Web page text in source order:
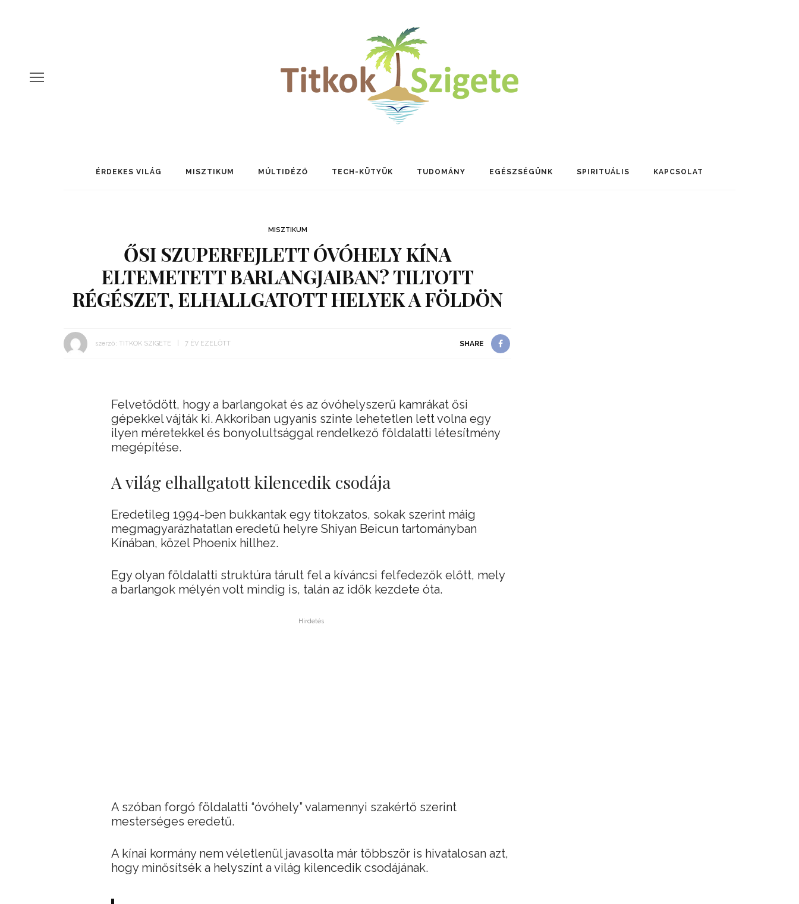
ÉRDEKES VILÁG MISZTIKUM MÚLTIDÉZŐ TECH-KÜTYÜK TUDOMÁNY EGÉSZSÉGÜNK SPIRITUÁLIS KAPCSOLAT
MISZTIKUM
ŐSI SZUPERFEJLETT ÓVÓHELY KÍNA
ELTEMETETT BARLANGJAIBAN? TILTOTT
RÉGÉSZET, ELHALLGATOTT HELYEK A FÖLDÖN
szerző: TITKOK SZIGETE 7 ÉV EZELŐTT SHARE
Felvetődött, hogy a barlangokat és az óvóhelyszerű kamrákat ősi
gépekkel vájták ki. Akkoriban ugyanis szinte lehetetlen lett volna egy
ilyen méretekkel és bonyolultsággal rendelkező földalatti létesítmény
megépítése.
A világ elhallgatott kilencedik csodája
Eredetileg 1994-ben bukkantak egy titokzatos, sokak szerint máig
megmagyarázhatatlan eredetű helyre Shiyan Beicun tartományban
Kínában, közel Phoenix hillhez.
Egy olyan földalatti struktúra tárult fel a kíváncsi felfedezők előtt, mely
a barlangok mélyén volt mindig is, talán az idők kezdete óta.
Hirdetés
A szóban forgó földalatti “óvóhely” valamennyi szakértő szerint
mesterséges eredetű.
A kínai kormány nem véletlenül javasolta már többször is hivatalosan azt,
hogy minősítsék a helyszínt a világ kilencedik csodájának.